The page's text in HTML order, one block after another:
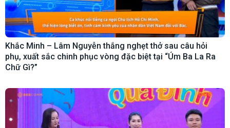
Khắc Minh – Lâm Nguyễn thắng nghẹt thở sau câu hỏi
phụ, xuất sắc chinh phục vòng đặc biệt tại “Úm Ba La Ra
Chữ Gì?”